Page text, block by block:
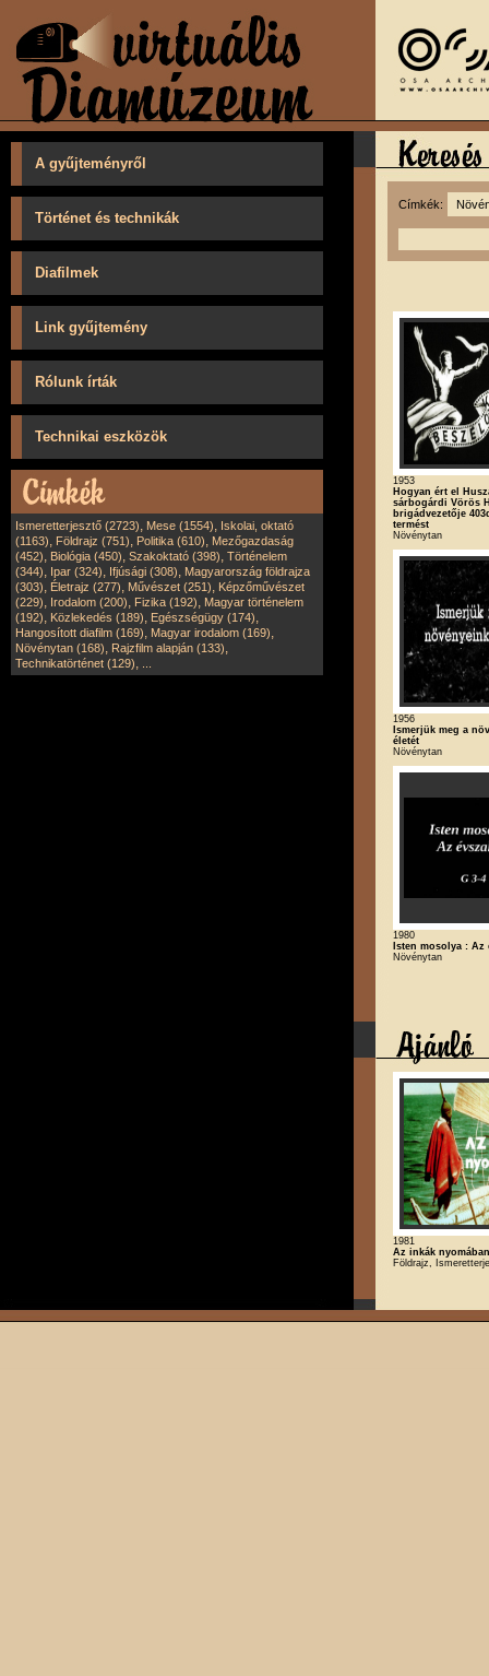
A gyűjteményről
Történet és technikák
Diafilmek
Link gyűjtemény
Rólunk írták
Technikai eszközök
Ismeretterjesztő (2723), Mese (1554), Iskolai, oktató
(1163), Földrajz (751), Politika (610), Mezőgazdaság
(452), Biológia (450), Szakoktató (398), Történelem
(344), Ipar (324), Ifjúsági (308), Magyarország földrajza
(303), Életrajz (277), Művészet (251), Képzőművészet
(229), Irodalom (200), Fizika (192), Magyar történelem
(192), Közlekedés (189), Egészségügy (174),
Hangosított diafilm (169), Magyar irodalom (169),
Növénytan (168), Rajzfilm alapján (133),
Technikatörténet (129),
Címkék:
1953
Hogyan ért el
sárbogárdi Vörös
brigádvezetője
termést
Növénytan
1956
Ismerjük meg a
életét
Növénytan
1980
Isten mosolya : Az
Növénytan
1981
Az inkák
Földrajz,